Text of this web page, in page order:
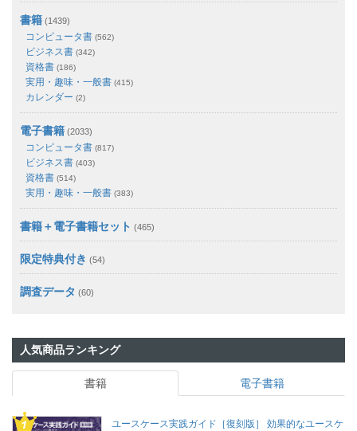
書籍 (1439)
コンピュータ書 (562)
ビジネス書 (342)
資格書 (186)
実用・趣味・一般書 (415)
カレンダー (2)
電子書籍 (2033)
コンピュータ書 (817)
ビジネス書 (403)
資格書 (514)
実用・趣味・一般書 (383)
書籍＋電子書籍セット (465)
限定特典付き (54)
調査データ (60)
人気商品ランキング
書籍 電子書籍
ユースケース実践ガイド［復刻版］ 効果的なユースケ